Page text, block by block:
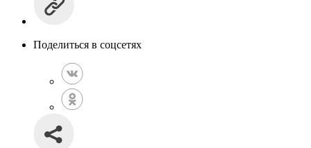
Поделиться в соцсетях